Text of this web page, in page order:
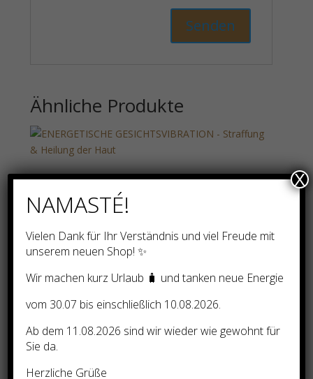
Ähnliche Produkte
ENERGETISCHE
GESICHTSVIBRATION –
Straffung & Heilung der
Haut
INITIATION/COACHING:
AVATAR 999 – 13-STRANG –
NAMASTÉ!
Vielen Dank für Ihr Verständnis und viel Freude mit
unserem neuen Shop! ✨
Wir machen kurz Urlaub 🧳 und tanken neue Energie
vom 30.07 bis einschließlich 10.08.2026.
Ab dem 11.08.2026 sind wir wieder wie gewohnt für
Sie da.
Herzliche Grüße
X